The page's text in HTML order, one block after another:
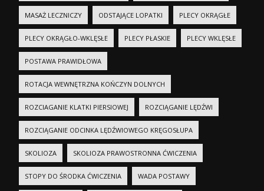
MASAŻ LECZNICZY ODSTAJĄCE LOPATKI PLECY OKRĄGŁE
PLECY OKRĄGŁO-WKLĘSŁE PLECY PŁASKIE PLECY WKLĘSŁE
POSTAWA PRAWIDŁOWA
ROTACJA WEWNĘTRZNA KOŃCZYN DOLNYCH
ROZCIAGANIE KLATKI PIERSIOWEJ ROZCIĄGANIE LĘDŹWI
ROZCIĄGANIE ODCINKA LĘDŹWIOWEGO KRĘGOSŁUPA
SKOLIOZA SKOLIOZA PRAWOSTRONNA ĆWICZENIA
STOPY DO ŚRODKA ĆWICZENIA WADA POSTAWY